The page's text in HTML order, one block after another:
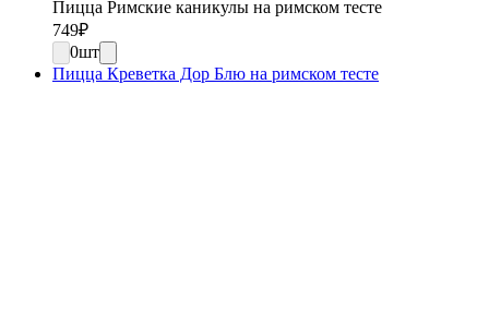
Пицца Римские каникулы на римском тесте
749₽
0шт
Пицца Креветка Дор Блю на римском тесте